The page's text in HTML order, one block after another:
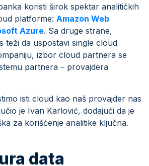
koristi širok spektar analitičkih
platforme: Amazon Web
Azure. Sa druge strane,
teži da uspostavi single cloud
izbor cloud partnera se
partnera – provajdera
isti cloud kao naš provajder nas
je Ivan Karlović, dodajući da je
za korišćenje analitike ključna.
data